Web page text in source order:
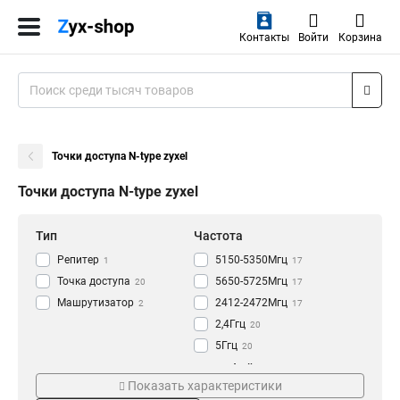
Контакты Войти Корзина
Точки доступа N-type zyxel
Точки доступа N-type zyxel
Тип
Репитер 1
Точка доступа 20
Машрутизатор 2
Частота
5150-5350Мгц 17
5650-5725Мгц 17
2412-2472Мгц 17
2,4Ггц 20
5Ггц 20
Интерфейс
USB 3
Показать характеристики